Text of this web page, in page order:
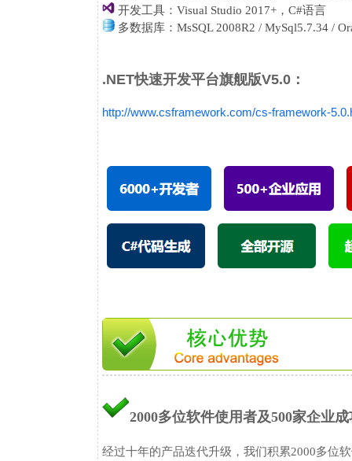
开发工具：Visual Studio 2017+，C#语言
多数据库：MsSQL 2008R2 / MySql5.7.34 /
.NET快速开发平台旗舰版V5.0：
http://www.csframework.com/cs-framework-
2000多位软件使用者及500家企业
经过十年的产品迭代升级，我们积累2000多位